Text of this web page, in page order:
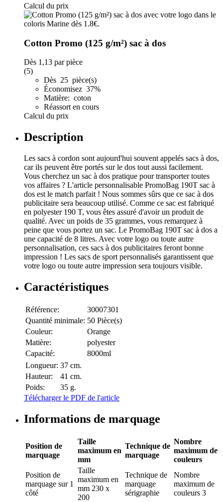
Calcul du prix
Cotton Promo (125 g/m²) sac à dos
Dès 1,13 par pièce
(5)
Dès 25 pièce(s)
Économisez 37%
Matière: coton
Réassort en cours
Calcul du prix
Description
Les sacs à cordon sont aujourd'hui souvent appelés sacs à dos,
car ils peuvent être portés sur le dos tout aussi facilement.
Vous cherchez un sac à dos pratique pour transporter toutes
vos affaires ? L'article personnalisable PromoBag 190T sac à
dos est le match parfait ! Nous sommes sûrs que ce sac à dos
publicitaire sera beaucoup utilisé. Comme ce sac est fabriqué
en polyester 190 T, vous êtes assuré d'avoir un produit de
qualité. Avec un poids de 35 grammes, vous remarquez à
peine que vous portez un sac. Le PromoBag 190T sac à dos a
une capacité de 8 litres. Avec votre logo ou toute autre
personnalisation, ces sacs à dos publicitaires feront bonne
impression ! Les sacs de sport personnalisés garantissent que
votre logo ou toute autre impression sera toujours visible.
Caractéristiques
Référence:
30007301
Quantité minimale: 50 Pièce(s)
Couleur:
Orange
Matière:
polyester
Capacité:
8000ml
Longueur: 37 cm.
Hauteur:
41 cm.
Poids:
35 g.
Télécharger le PDF de l'article
Informations de marquage
Position de
marquage
Taille
maximum en
mm
Technique de
marquage
Nombre
maximum de
couleurs
Position de
marquage sur 1
côté
Taille
maximum en
mm 230 x
200
Technique de
marquage
sérigraphie
Nombre
maximum de
couleurs 3